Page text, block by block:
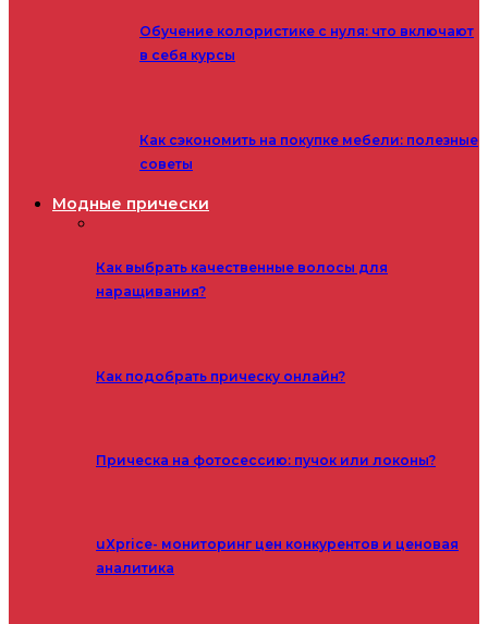
Обучение колористике с нуля: что включают
в себя курсы
Как сэкономить на покупке мебели: полезные
советы
Модные прически
Как выбрать качественные волосы для
наращивания?
Как подобрать прическу онлайн?
Прическа на фотосессию: пучок или локоны?
uXprice- мониторинг цен конкурентов и ценовая
аналитика